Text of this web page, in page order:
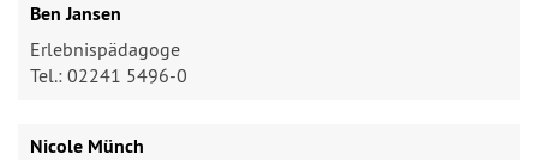
Ben Jansen
Erlebnispädagoge
Tel.: 02241 5496-0
Nicole Münch